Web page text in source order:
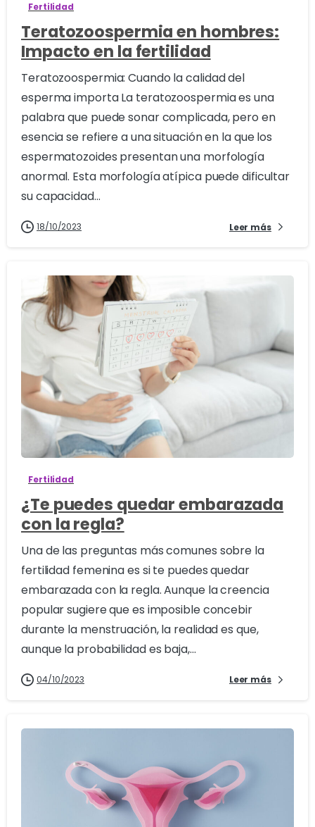
Fertilidad
Teratozoospermia en hombres:
Impacto en la fertilidad
Teratozoospermia: Cuando la calidad del
esperma importa La teratozoospermia es una
palabra que puede sonar complicada, pero en
esencia se refiere a una situación en la que los
espermatozoides presentan una morfología
anormal. Esta morfología atípica puede dificultar
su capacidad...
18/10/2023 Leer más
Fertilidad
¿Te puedes quedar embarazada
con la regla?
Una de las preguntas más comunes sobre la
fertilidad femenina es si te puedes quedar
embarazada con la regla. Aunque la creencia
popular sugiere que es imposible concebir
durante la menstruación, la realidad es que,
aunque la probabilidad es baja,...
04/10/2023 Leer más